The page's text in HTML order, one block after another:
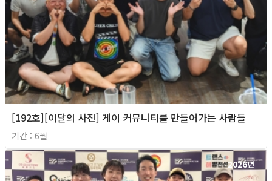
[192호][이달의 사진] 게이 커뮤니티를 만들어가는 사람들
기간 : 6월
2026년